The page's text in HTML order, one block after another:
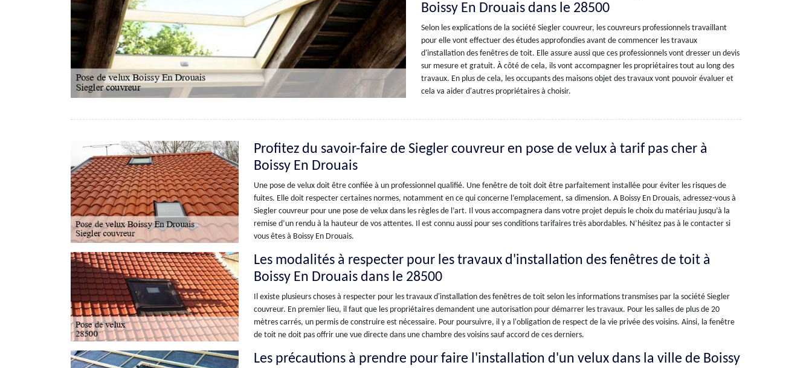
Boissy En Drouais dans le 28500
Selon les explications de la société Siegler couvreur, les couvreurs professionnels travaillant
pour elle vont effectuer des études approfondies avant de commencer les travaux
d'installation des fenêtres de toit. Elle assure aussi que ces professionnels vont dresser un devis
sur mesure et gratuit. À côté de cela, ils vont accompagner les propriétaires tout au long des
travaux. En plus de cela, les occupants des maisons objet des travaux vont pouvoir évaluer et
cela va aider d'autres propriétaires à choisir.
Profitez du savoir-faire de Siegler couvreur en pose de velux à tarif pas cher à
Boissy En Drouais
Une pose de velux doit être confiée à un professionnel qualifié. Une fenêtre de toit doit être parfaitement installée pour éviter les risques de
fuites. Elle doit respecter certaines normes, notamment en ce qui concerne l’emplacement, sa dimension. A Boissy En Drouais, adressez-vous à
Siegler couvreur pour une pose de velux dans les règles de l’art. Il vous accompagnera dans votre projet depuis le choix du matériau jusqu’à la
remise d’un rendu à la hauteur de vos attentes. Il est connu aussi pour ses conditions tarifaires très abordables. N’hésitez pas à le contacter si
vous êtes à Boissy En Drouais.
Les modalités à respecter pour les travaux d'installation des fenêtres de toit à
Boissy En Drouais dans le 28500
Il existe plusieurs choses à respecter pour les travaux d'installation des fenêtres de toit selon les informations transmises par la société Siegler
couvreur. En premier lieu, il faut que les propriétaires demandent une autorisation pour démarrer les travaux. Pour les salles de plus de 20
mètres carrés, un permis de construire est nécessaire. Pour poursuivre, il y a l'obligation de respect de la vie privée des voisins. Ainsi, la fenêtre
de toit ne doit pas offrir une vue directe dans une chambre des voisins sauf accord de ces derniers.
Les précautions à prendre pour faire l'installation d'un velux dans la ville de Boissy